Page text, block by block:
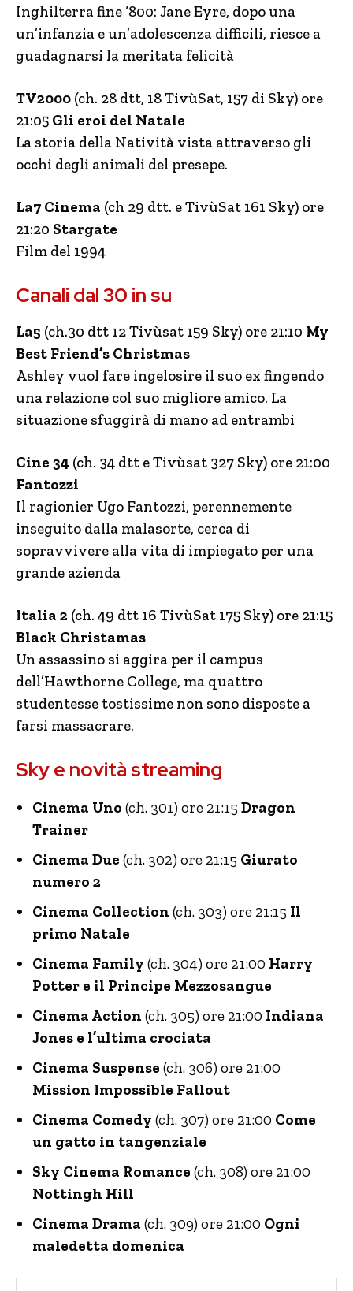
Inghilterra fine ‘800: Jane Eyre, dopo una
un’infanzia e un’adolescenza difficili, riesce a
guadagnarsi la meritata felicità
TV2000 (ch. 28 dtt, 18 TivùSat, 157 di Sky) ore
21:05 Gli eroi del Natale
La storia della Natività vista attraverso gli
occhi degli animali del presepe.
La7 Cinema (ch 29 dtt. e TivùSat 161 Sky) ore
21:20 Stargate
Film del 1994
Canali dal 30 in su
La5 (ch.30 dtt 12 Tivùsat 159 Sky) ore 21:10 My
Best Friend’s Christmas
Ashley vuol fare ingelosire il suo ex fingendo
una relazione col suo migliore amico. La
situazione sfuggirà di mano ad entrambi
Cine 34 (ch. 34 dtt e Tivùsat 327 Sky) ore 21:00
Fantozzi
Il ragionier Ugo Fantozzi, perennemente
inseguito dalla malasorte, cerca di
sopravvivere alla vita di impiegato per una
grande azienda
Italia 2 (ch. 49 dtt 16 TivùSat 175 Sky) ore 21:15
Black Christamas
Un assassino si aggira per il campus
dell’Hawthorne College, ma quattro
studentesse tostissime non sono disposte a
farsi massacrare.
Sky e novità streaming
Cinema Uno (ch. 301) ore 21:15 Dragon
Trainer
Cinema Due (ch. 302) ore 21:15 Giurato
numero 2
Cinema Collection (ch. 303) ore 21:15 Il
primo Natale
Cinema Family (ch. 304) ore 21:00 Harry
Potter e il Principe Mezzosangue
Cinema Action (ch. 305) ore 21:00 Indiana
Jones e l’ultima crociata
Cinema Suspense (ch. 306) ore 21:00
Mission Impossible Fallout
Cinema Comedy (ch. 307) ore 21:00 Come
un gatto in tangenziale
Sky Cinema Romance (ch. 308) ore 21:00
Nottingh Hill
Cinema Drama (ch. 309) ore 21:00 Ogni
maledetta domenica